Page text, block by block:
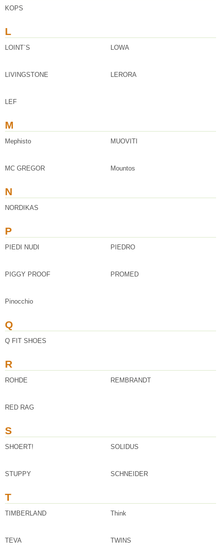
KOPS
L
LOINT`S LOWA
LIVINGSTONE LERORA
LEF
M
Mephisto MUOVITI
MC GREGOR Mountos
N
NORDIKAS
P
PIEDI NUDI PIEDRO
PIGGY PROOF PROMED
Pinocchio
Q
Q FIT SHOES
R
ROHDE REMBRANDT
RED RAG
S
SHOERT! SOLIDUS
STUPPY SCHNEIDER
T
TIMBERLAND Think
TEVA TWINS